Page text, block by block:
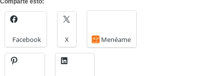
Comparte esto:
Facebook X Menéame